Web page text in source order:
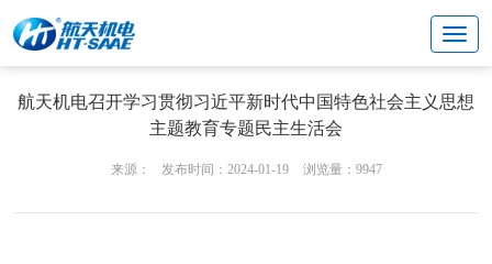
新闻公告
航天机电召开学习贯彻习近平新时代中国特色社会主义思想
主题教育专题民主生活会
来源： 发布时间：2024-01-19 浏览量：9947